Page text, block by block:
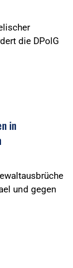
die DPolG
in
und gegen